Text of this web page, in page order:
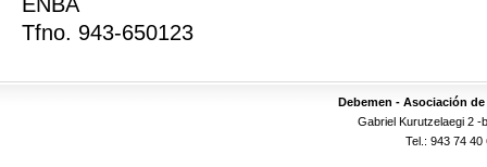
Tfno. 943-650123
Debemen - Asociación
Gabriel Kurutzelaegi 2 -
Tel.: 943 74 40